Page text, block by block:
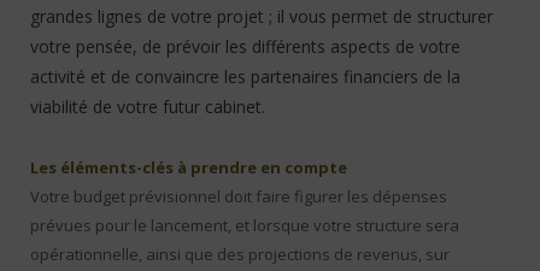
grandes lignes de votre projet ; il vous permet de structurer
votre pensée, de prévoir les différents aspects de votre
activité et de convaincre les partenaires financiers de la
viabilité de votre futur cabinet.
Les éléments-clés à prendre en compte
Votre budget prévisionnel doit faire figurer les dépenses
prévues pour le lancement, et lorsque votre structure sera
opérationnelle, ainsi que des projections de revenus, sur